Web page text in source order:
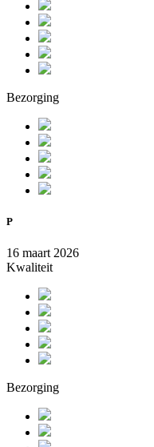
Bezorging
P
16 maart 2026
Kwaliteit
Bezorging